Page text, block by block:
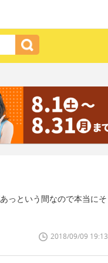
っという間なので本当にそ
2018/09/09 19:13